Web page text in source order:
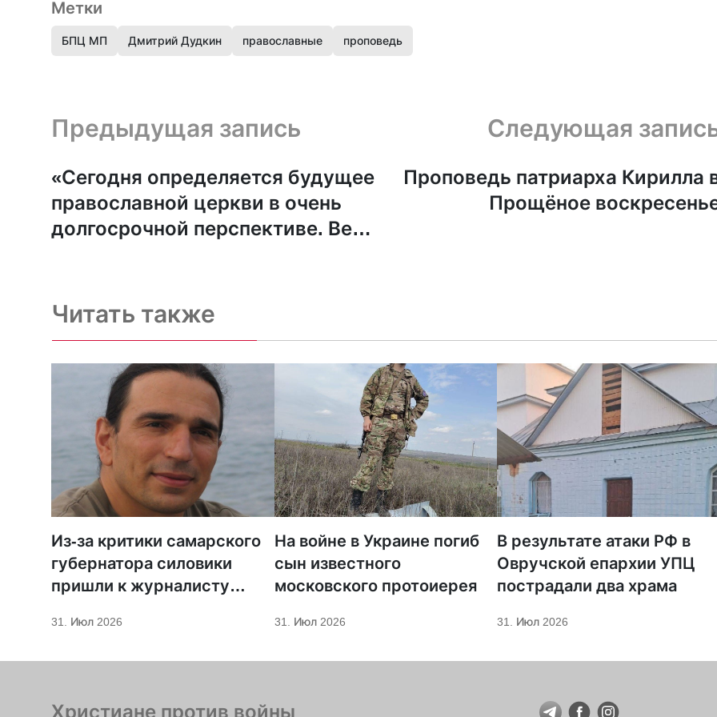
Метки
БПЦ МП Дмитрий Дудкин православные проповедь
Предыдущая запись и следующая запись
Предыдущая запись
«Сегодня определяется будущее
православной церкви в очень
долгосрочной перспективе. Ведь
репрезентантов. А не от
чиновников в кабинетах»
Следующая
Проповедь патриарха Кирилла
Прощёное
Читать также
Из-за критики самарского
губернатора силовики
пришли к журналисту
31. Июл 2026
На войне в Украине погиб
сын известного
московского протоиерея
31. Июл 2026
В результате атаки РФ в
Овручской епархии УПЦ
пострадали два храма
31. Июл 2026
Христиане против войны